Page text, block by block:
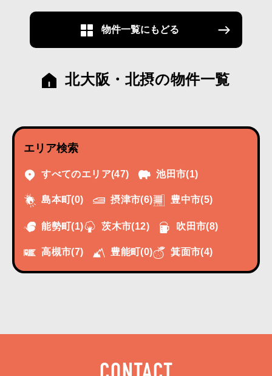
物件一覧にもどる
北大阪・北摂の物件一覧
エリア検索
すべてのエリア(47) 池田市(1)
島本町(0) 摂津市(6) 豊中市(5)
能勢町(1) 茨木市(12) 吹田市(8)
高槻市(7) 豊能町(0) 箕面市(4)